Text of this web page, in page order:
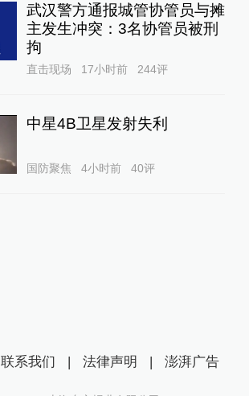
武汉警方通报城管协管员与摊
主发生冲突：3名协管员被刑
拘
直击现场 17小时前 244评
中星4B卫星发射失利
国防聚焦 4小时前 40评
联系我们 | 法律声明 | 澎湃广告